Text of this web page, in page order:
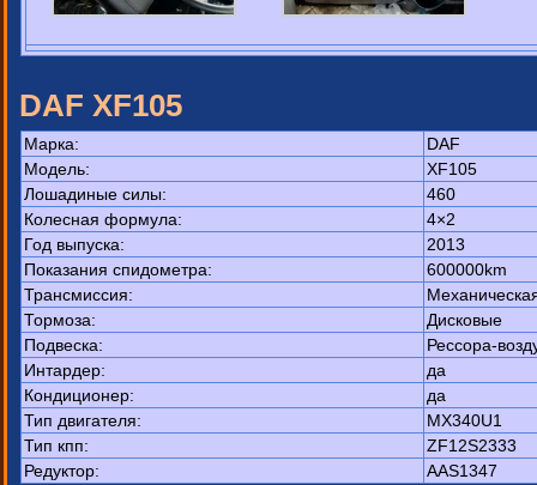
DAF XF105
Марка:
DAF
Модель:
XF105
Лошадиные силы:
460
Колесная формула:
4×2
Год выпуска:
2013
Показания спидометра:
600000km
Трансмиссия:
Тормоза:
Дисковые
Подвеска:
Рессора-
Интардер:
да
Кондиционер:
да
Тип двигателя:
MX340U1
Тип кпп:
ZF12S2333
Редуктор:
AAS1347